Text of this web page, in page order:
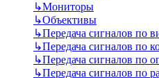
↳Мониторы
↳Объективы
↳Передача сигналов по
↳Передача сигналов по
↳Передача сигналов по
↳Передача сигналов по